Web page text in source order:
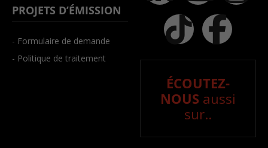
PROJETS D’ÉMISSION
- Formulaire de demande
- Politique de traitement
ÉCOUTEZ-
NOUS aussi
sur..